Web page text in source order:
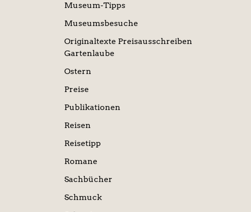
Museum-Tipps
Museumsbesuche
Originaltexte Preisausschreiben
Gartenlaube
Ostern
Preise
Publikationen
Reisen
Reisetipp
Romane
Sachbücher
Schmuck